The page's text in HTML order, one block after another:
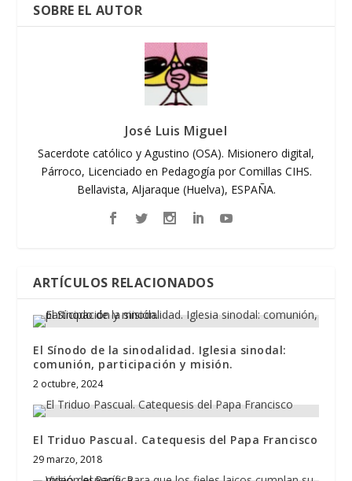
SOBRE EL AUTOR
José Luis Miguel
Sacerdote católico y Agustino (OSA). Misionero digital,
Párroco, Licenciado en Pedagogía por Comillas CIHS.
Bellavista, Aljaraque (Huelva), ESPAÑA.
ARTÍCULOS RELACIONADOS
El Sínodo de la sinodalidad. Iglesia sinodal:
comunión, participación y misión.
2 octubre, 2024
El Triduo Pascual. Catequesis del Papa Francisco
29 marzo, 2018